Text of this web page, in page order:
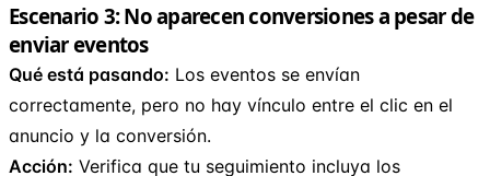
Escenario 3: No aparecen conversiones a pesar de
enviar eventos
Qué está pasando: Los eventos se envían
correctamente, pero no hay vínculo entre el clic en el
anuncio y la conversión.
Acción: Verifica que tu seguimiento incluya los